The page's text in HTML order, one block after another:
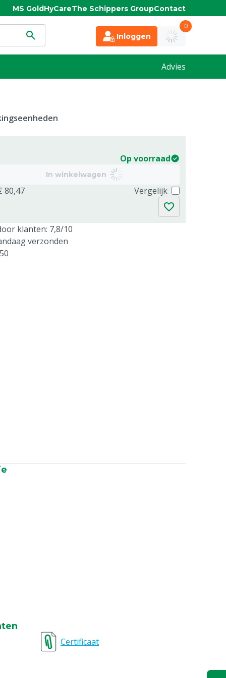
MS GoldHyCareThe Schippers GroupContact
Inloggen
0
Advies
Op voorraad
In winkelwagen
80,47 Vergelijk
klanten: 7,8/10
verzonden
Certificaat